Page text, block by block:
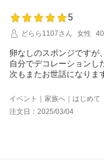
5
どらら1107さん
女性
卵なしのスポンジですが
自分でデコレーションし
次もまたお世話になりま
イベント｜家族へ｜はじめて
注文日：2025/03/04